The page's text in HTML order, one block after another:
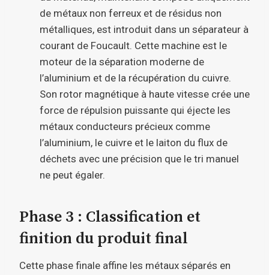
de métaux non ferreux et de résidus non
métalliques, est introduit dans un séparateur à
courant de Foucault. Cette machine est le
moteur de la séparation moderne de
l’aluminium et de la récupération du cuivre.
Son rotor magnétique à haute vitesse crée une
force de répulsion puissante qui éjecte les
métaux conducteurs précieux comme
l’aluminium, le cuivre et le laiton du flux de
déchets avec une précision que le tri manuel
ne peut égaler.
Phase 3 : Classification et
finition du produit final
Cette phase finale affine les métaux séparés en